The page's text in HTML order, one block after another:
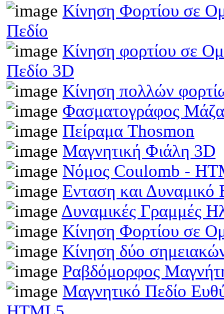
Κίνηση Φορτίου σε
Πεδίο
Κίνηση φορτίου σε
Πεδίο 3D
Κίνηση πολλών
Φασματογράφος
Πείραμα Thosmon
Μαγνητική Φιάλη 3D
Νόμος Coulomb -
Ενταση και
Δυναμικές Γραμμές
Κίνηση Φορτίου σε
Κίνηση δύο
Ραβδόμορφος
Μαγνητικό Πεδίο